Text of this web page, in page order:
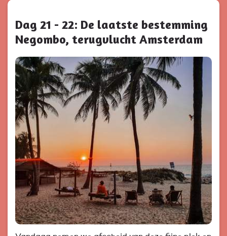
Dag 21 - 22: De laatste bestemming
Negombo, terugvlucht Amsterdam